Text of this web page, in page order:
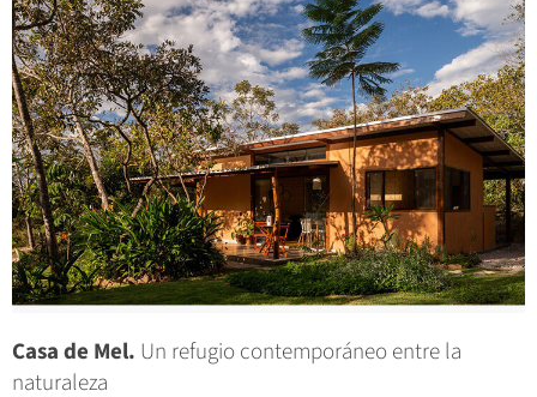
Casa de Mel. Un refugio contemporáneo entre la
naturaleza